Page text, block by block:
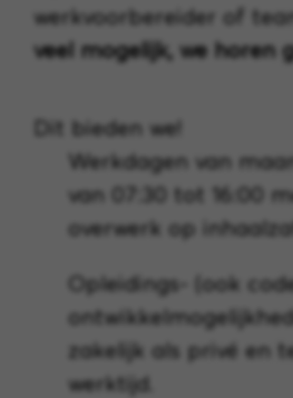
werkvoorbereider of
veel mogelijk, we horen
Dit bieden we!
Werkdagen van
van 07:30 tot 16:00
overwerk op
Opleidings- (ook
zakelijk als privé en
werktijd.